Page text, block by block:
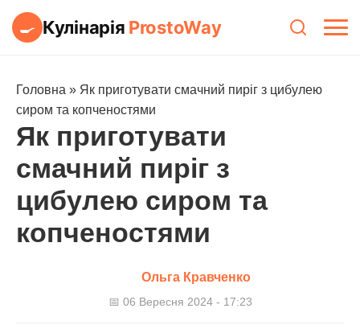
🍳 Кулінарія ProstoWay
Головна » Як приготувати смачний пиріг з цибулею
сиром та копченостями
Як приготувати
смачний пиріг з
цибулею сиром та
копченостями
Ольга Кравченко
📅 06 Вересня 2024 - 17:23